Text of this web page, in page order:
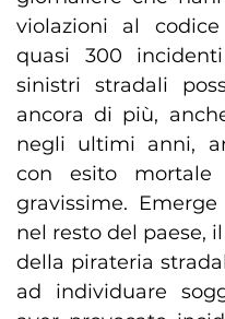
violazioni al
quasi 300
sinistri stradali
ancora di più,
negli ultimi anni,
con esito
gravissime.
nel resto del paese,
della pirateria
ad individuare